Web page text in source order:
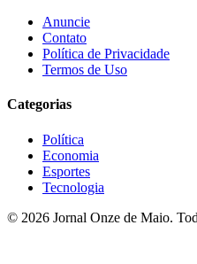
Anuncie
Contato
Política de Privacidade
Termos de Uso
Categorias
Política
Economia
Esportes
Tecnologia
© 2026 Jornal Onze de Maio.